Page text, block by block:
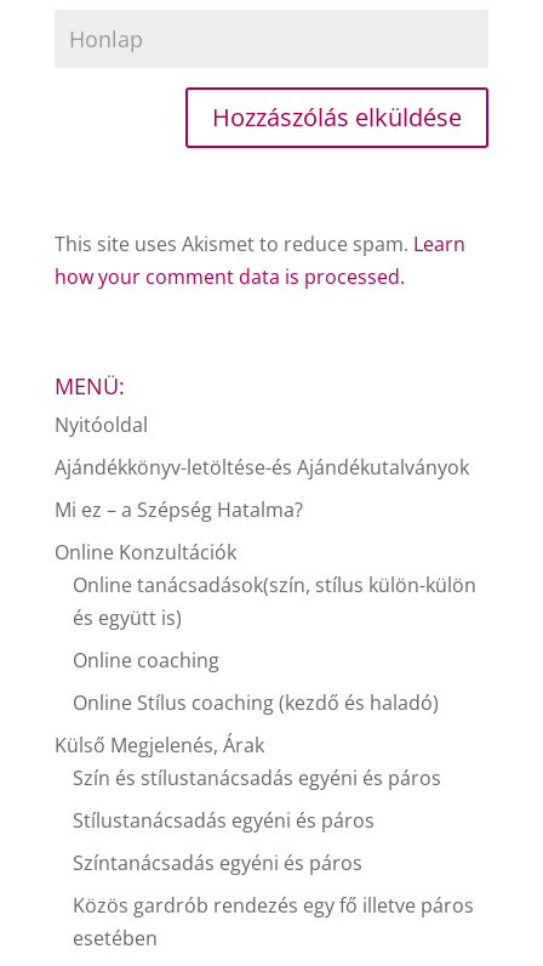
This site uses Akismet to reduce spam. Learn
how your comment data is processed.
MENÜ:
Nyitóoldal
Ajándékkönyv-letöltése-és Ajándékutalványok
Mi ez – a Szépség Hatalma?
Online Konzultációk
Online tanácsadások(szín, stílus külön-külön
és együtt is)
Online coaching
Online Stílus coaching (kezdő és haladó)
Külső Megjelenés, Árak
Szín és stílustanácsadás egyéni és páros
Stílustanácsadás egyéni és páros
Színtanácsadás egyéni és páros
Közös gardrób rendezés egy fő illetve páros
esetében